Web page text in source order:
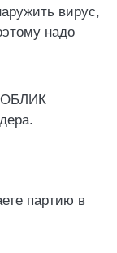
вирус,
надо
ОБЛИК
партию в